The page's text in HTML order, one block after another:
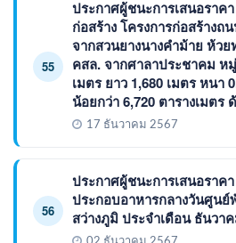
55
ประกาศผู้ชนะการเสนอราค
ก่อสร้าง โครงการก่อสร้างถ
จากสวนยางนางคำม้าย ห้ว
คสล. จากศาลาประชาคม ห
เมตร ยาว 1,680 เมตร หนา
น้อยกว่า 6,720 ตารางเมตร
17 ธันวาคม 2567
56
ประกาศผู้ชนะการเสนอราค
ประกอบอาหารกลางวันศูนย์
สว่างภูมิ ประจำเดือน ธันวา